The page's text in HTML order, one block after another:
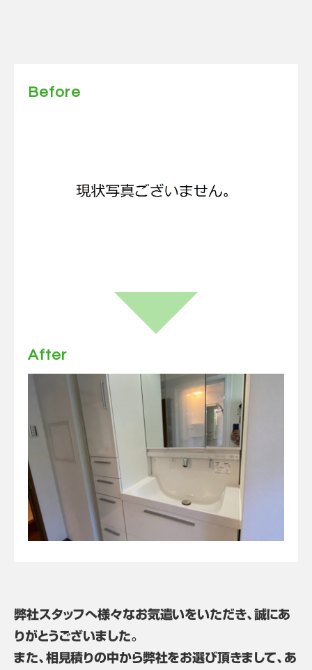
Before
After
弊社スタッフへ様々なお気遣いをいただき、誠にあ
りがとうございました。
また、相見積りの中から弊社をお選び頂きまして、あ